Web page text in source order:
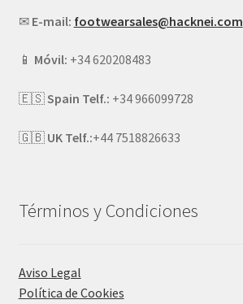
✉ E-mail: footwearsales@hacknei.com
📱 Móvil: +34 620208483
🇪🇸Spain Telf.: +34 966099728
🇬🇧 UK Telf.:+44 7518826633
Términos y Condiciones
Aviso Legal
Política de Cookies